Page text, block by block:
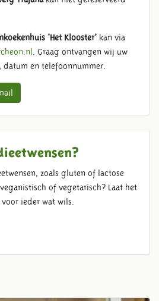
'Het Klooster' kan via
. Graag ontvangen wij uw
datum en telefoonnummer.
zoals gluten of lactose
of vegetarisch? Laat het
ieder wat wils.